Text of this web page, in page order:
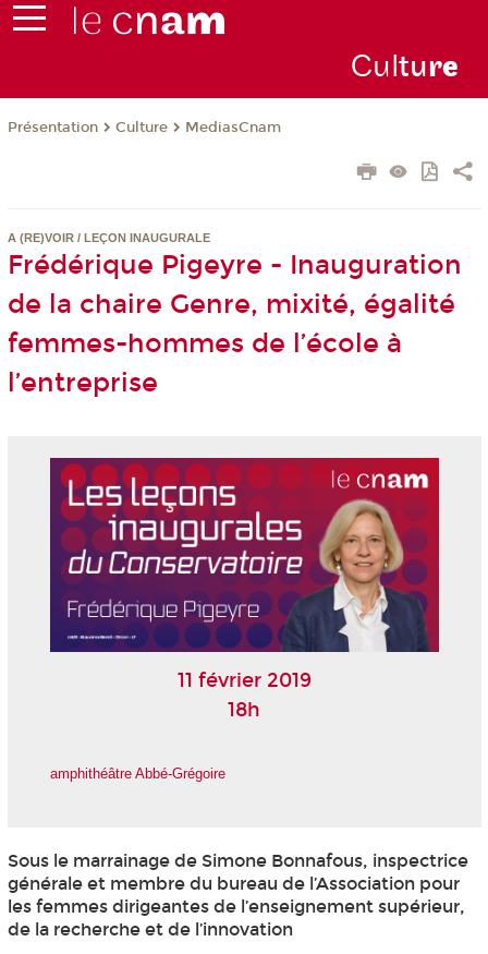
Culture
Présentation Culture MediasCnam
A (RE)VOIR / LEÇON INAUGURALE
Frédérique Pigeyre - Inauguration
de la chaire Genre, mixité, égalité
femmes-hommes de l’école à
l’entreprise
11 février 2019
18h
amphithéâtre Abbé-Grégoire
Sous le marrainage de Simone Bonnafous, inspectrice
générale et membre du bureau de l’Association pour
les femmes dirigeantes de l’enseignement supérieur,
de la recherche et de l’innovation